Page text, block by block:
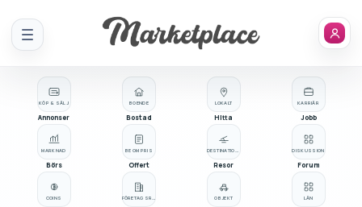
Meny
KÖP & SÄLJ
Annonser
BOENDE
Bostad
OBJEKT
BE OM PRIS
Offert
LÅN
MARKNAD
Börs
LOKALT
Hitta
KARRIÄR
Jobb
Resor
COINS
DISKUSSION
Forum